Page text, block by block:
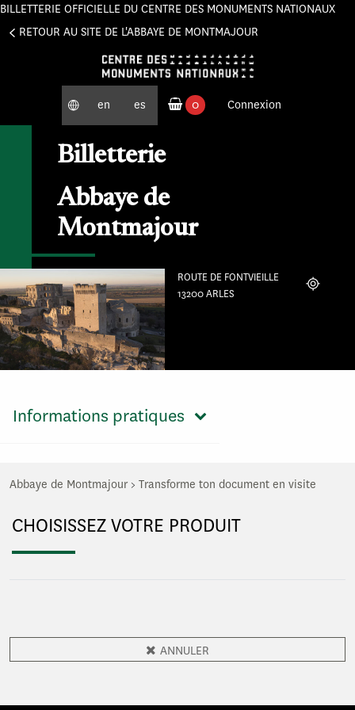
BILLETTERIE OFFICIELLE DU CENTRE DES MONUMENTS NATIONAUX
RETOUR AU SITE DE L'ABBAYE DE MONTMAJOUR
en es
0
Connexion
Billetterie
Abbaye de
Montmajour
ROUTE DE FONTVIEILLE
13200 ARLES
Localiser
Informations pratiques
Abbaye de Montmajour > Transforme ton document en visite
CHOISISSEZ VOTRE PRODUIT
ANNULER
Panneau de gestion des cookies